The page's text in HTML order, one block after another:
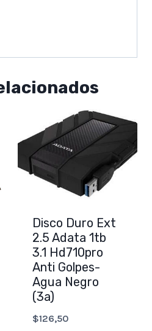
Disco Duro Ext
2.5 Adata 1tb
3.1 Hd710pro
Anti Golpes-
Agua Negro
(3a)
$126,50